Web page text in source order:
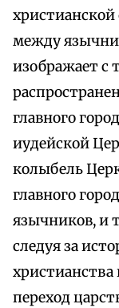
между
изображает с
главного
иудейской
колыбель
главного
язычников, и
следуя за
христианства
переход